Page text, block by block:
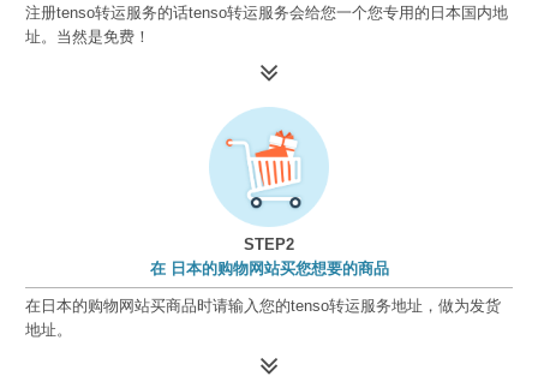
注册tenso转运服务的话tenso转运服务会给您一个您专用的日本国内地
址。当然是免费！
STEP2
在 日本的购物网站买您想要的商品
在日本的购物网站买商品时请输入您的tenso转运服务地址，做为发货
地址。